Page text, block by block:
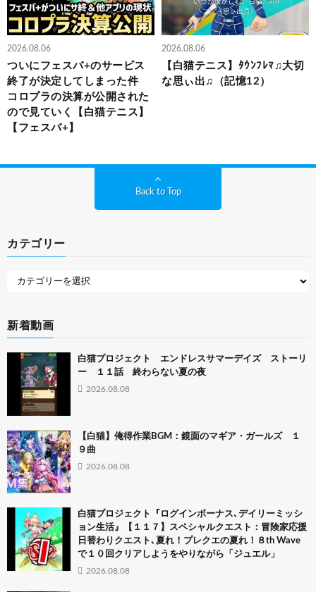
2026.08.06
ついにフェスバ+のサービス
終了が決定してしまった件
コロプラの決算が公開された
ので見ていく【白猫テニス】
【フェスバ+】
2026.08.06
【白猫テニス】ﾀｳﾝﾌﾚﾏ♫大切
な思ぃ出♫（記憶12）
Back to Top
カテゴリー
新着動画
白猫プロジェクト エンドレスサマーデイズ ストーリ
ー １１話 終わらない夏の夜
2026.08.08
【白猫】俺得作業BGM：鏡面のマギア・ガールズ １
９曲
2026.08.08
白猫プロジェクト『ログインボーナス､デイリーミッシ
ョン生活』【１１７】スペシャルクエスト：冒険家応援
日替わりクエスト､夏れ！プレクエの夏れ！８th Wave
で１０回クリアしようをやりながら「ジュエル」
2026.08.08